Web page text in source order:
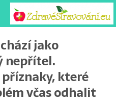
jako
nepřítel.
které
včas odhalit